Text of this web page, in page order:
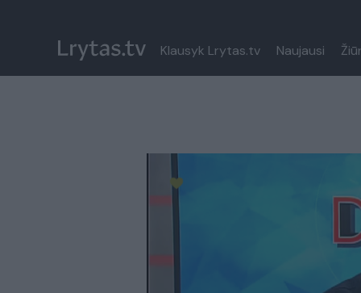
Klausyk Lrytas.tv Naujausi